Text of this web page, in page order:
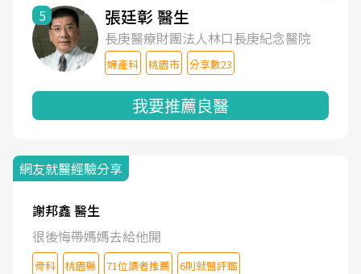
5 張廷彰 醫生
長庚醫療財團法人林口長庚紀念醫院
婦產科 桃園市 分享數23
我要推薦良醫
網友就醫經驗分享
謝邦鑫 醫生
很後悔帶媽媽去給他開
骨科 桃園縣 71位讀者推薦 6則就醫評鑑